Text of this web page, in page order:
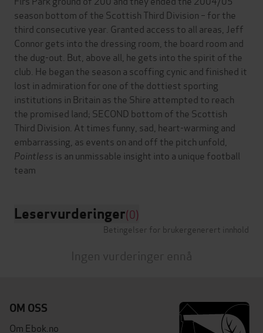
season bottom of the Scottish Third Division – for the
third consecutive year. Granted access to all areas, Jeff
Connor gets into the dressing room, the board room and
the dug-out. But, above all, he gets into the spirit of the
club. He began the season a scoffing cynic and finished it
lost in admiration for one of the dottiest sporting
institutions in Britain as the Shire attempted to reach
the promised land; SECOND bottom of the Scottish
Third Division. At times funny, sad, heart-warming and
embarrassing, as events on and off the pitch unfold,
Pointless is an unmissable insight into a unique football
Leservurderinger(0)
Betingelser for brukergenerert innhold
Ingen vurderinger ennå
OM OSS
Om Ebok.no